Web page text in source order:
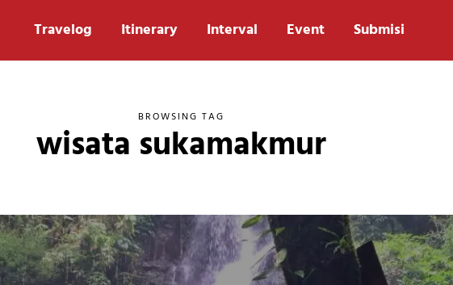
Travelog Itinerary Interval Event Submisi
BROWSING TAG
wisata sukamakmur